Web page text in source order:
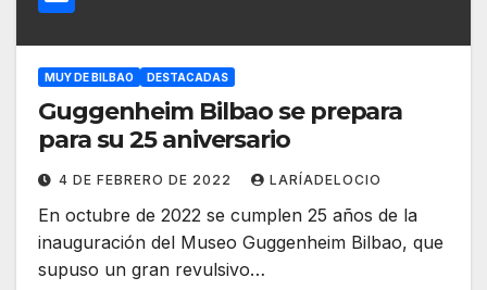
MUY DE BILBAO DESTACADAS
Guggenheim Bilbao se prepara
para su 25 aniversario
4 DE FEBRERO DE 2022 LARÍADELOCIO
En octubre de 2022 se cumplen 25 años de la
inauguración del Museo Guggenheim Bilbao, que
supuso un gran revulsivo…